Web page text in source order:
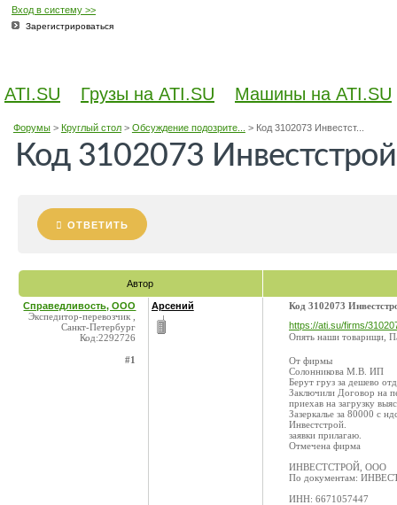
Вход в систему >>
Зарегистрироваться
ATI.SU Грузы на ATI.SU Машины на ATI.SU
Форумы> Круглый стол> Обсуждение подозрите... > Код 3102073 Инвестст...
Код 3102073
ОТВЕТИТЬ
Автор
Справедливость, ООО
Экспедитор-перевозчик ,
Санкт-Петербург
Код:2292726
#1
Арсений
Код 3102073
https://ati.su/firms/
Опять наши товарищи,
От фирмы
Солонникова М.В. ИП
Берут груз за дешево
Заключили Договор на
приехав на загрузку
Зазеркалье за 80000 с
Инвестстрой.
заявки прилагаю.
Отмечена фирма
ИНВЕСТСТРОЙ, ООО
По документам:
ИНН: 6671057447